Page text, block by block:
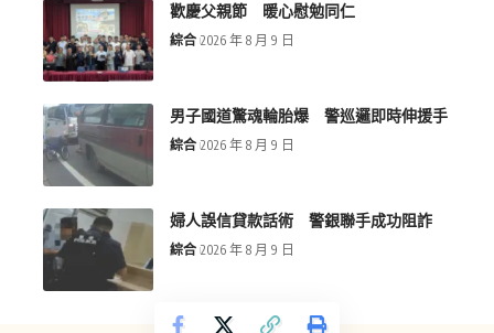
歡慶父親節 暖心慰勉同仁
綜合 2026 年 8 月 9 日
男子國道驚魂輪胎爆 警巡邏即時伸援手
綜合 2026 年 8 月 9 日
婦人誤信貸款話術 警銀聯手成功阻詐
綜合 2026 年 8 月 9 日